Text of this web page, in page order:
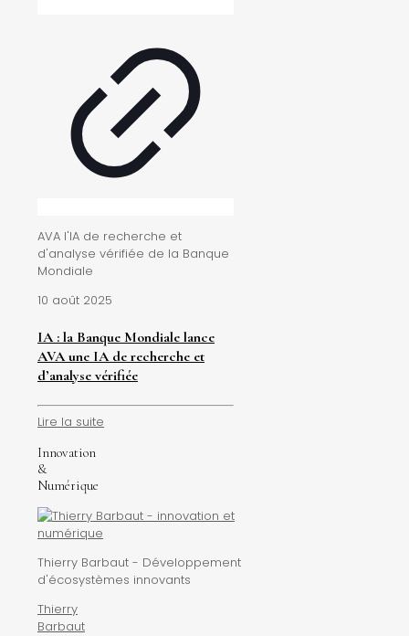
AVA l'IA de recherche et
d'analyse vérifiée de la Banque
Mondiale
10 août 2025
IA : la Banque Mondiale lance
AVA une IA de recherche et
d’analyse vérifiée
Lire la suite
Innovation
&
Numérique
Thierry Barbaut - Développement
d'écosystèmes innovants
Thierry
Barbaut